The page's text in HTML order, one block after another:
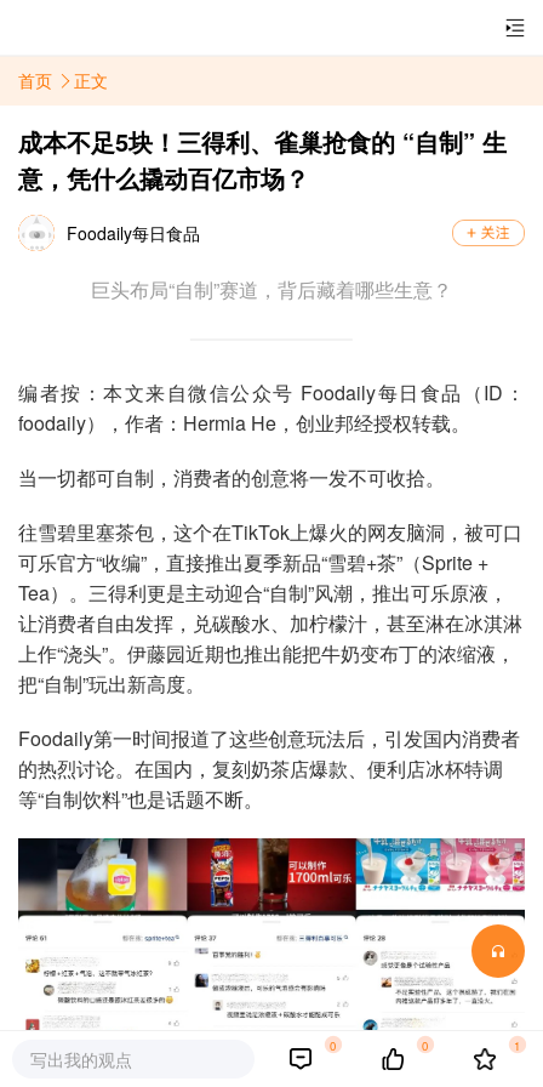
首页 正文
成本不足5块！三得利、雀巢抢食的 “自制” 生
意，凭什么撬动百亿市场？
Foodaily每日食品
巨头布局“自制”赛道，背后藏着哪些生意？
编者按：本文来自微信公众号 Foodaily每日食品（ID：
foodaily），作者：Hermia He，创业邦经授权转载。
当一切都可自制，消费者的创意将一发不可收拾。
往雪碧里塞茶包，这个在TikTok上爆火的网友脑洞，被可口
可乐官方“收编”，直接推出夏季新品“雪碧+茶”（Sprite +
Tea）。三得利更是主动迎合“自制”风潮，推出可乐原液，
让消费者自由发挥，兑碳酸水、加柠檬汁，甚至淋在冰淇淋
上作“浇头”。伊藤园近期也推出能把牛奶变布丁的浓缩液，
把“自制”玩出新高度。
Foodaily第一时间报道了这些创意玩法后，引发国内消费者
的热烈讨论。在国内，复刻奶茶店爆款、便利店冰杯特调
等“自制饮料”也是话题不断。
写出我的观点
0 0 1